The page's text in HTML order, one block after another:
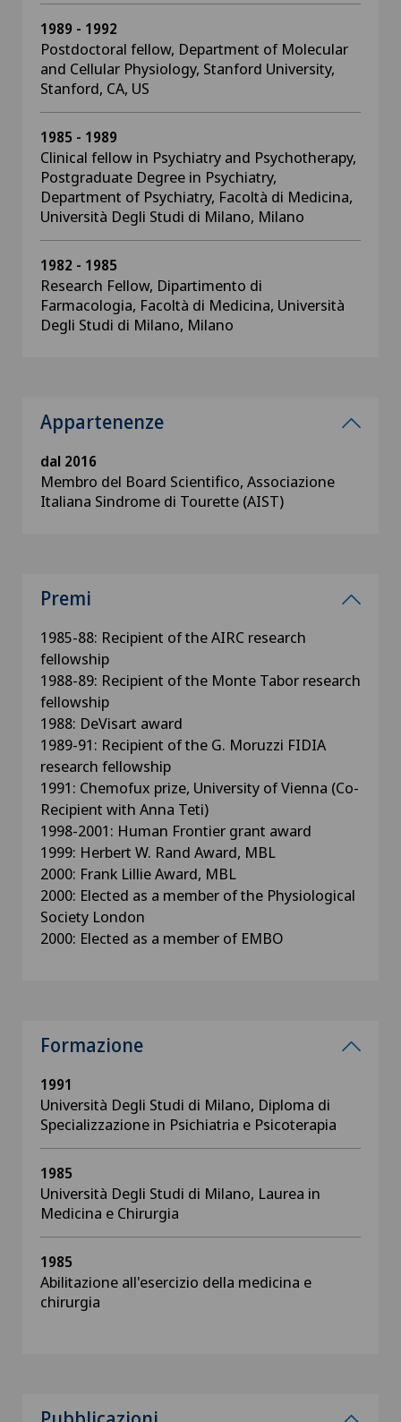
1989 - 1992
Postdoctoral fellow, Department of Molecular
and Cellular Physiology, Stanford University,
Stanford, CA, US
1985 - 1989
Clinical fellow in Psychiatry and Psychotherapy,
Postgraduate Degree in Psychiatry,
Department of Psychiatry, Facoltà di Medicina,
Università Degli Studi di Milano, Milano
1982 - 1985
Research Fellow, Dipartimento di
Farmacologia, Facoltà di Medicina, Università
Degli Studi di Milano, Milano
Appartenenze
dal 2016
Membro del Board Scientifico, Associazione
Italiana Sindrome di Tourette (AIST)
Premi
1985-88: Recipient of the AIRC research
fellowship
1988-89: Recipient of the Monte Tabor research
fellowship
1988: DeVisart award
1989-91: Recipient of the G. Moruzzi FIDIA
research fellowship
1991: Chemofux prize, University of Vienna (Co-
Recipient with Anna Teti)
1998-2001: Human Frontier grant award
1999: Herbert W. Rand Award, MBL
2000: Frank Lillie Award, MBL
2000: Elected as a member of the Physiological
Society London
2000: Elected as a member of EMBO
Formazione
1991
Università Degli Studi di Milano, Diploma di
Specializzazione in Psichiatria e Psicoterapia
1985
Università Degli Studi di Milano, Laurea in
Medicina e Chirurgia
1985
Abilitazione all'esercizio della medicina e
chirurgia